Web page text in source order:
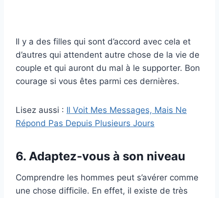
Il y a des filles qui sont d’accord avec cela et
d’autres qui attendent autre chose de la vie de
couple et qui auront du mal à le supporter. Bon
courage si vous êtes parmi ces dernières.
Lisez aussi : Il Voit Mes Messages, Mais Ne
Répond Pas Depuis Plusieurs Jours
6. Adaptez-vous à son niveau
Comprendre les hommes peut s’avérer comme
une chose difficile. En effet, il existe de très